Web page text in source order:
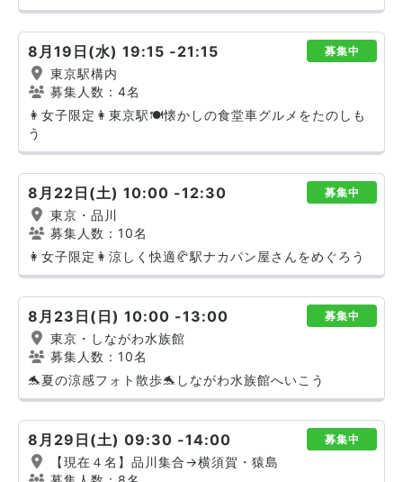
8月19日(水) 19:15 -21:15 募集中
東京駅構内
募集人数：4名
👩女子限定👩東京駅🍽️懐かしの食堂車グルメをたのしも
う
8月22日(土) 10:00 -12:30 募集中
東京・品川
募集人数：10名
👩女子限定👩涼しく快適🥐駅ナカパン屋さんをめぐろう
8月23日(日) 10:00 -13:00 募集中
東京・しながわ水族館
募集人数：10名
🐬夏の涼感フォト散歩🐬しながわ水族館へいこう
8月29日(土) 09:30 -14:00 募集中
【現在４名】品川集合→横須賀・猿島